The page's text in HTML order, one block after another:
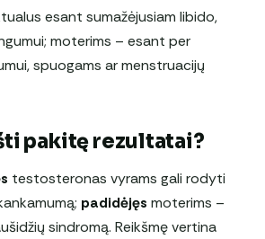
esant sumažėjusiam libido,
moterims – esant per
spuogams ar menstruacijų
pakitę rezultatai?
testosteronas vyrams gali rodyti
padidėjęs moterims –
sindromą. Reikšmę vertina